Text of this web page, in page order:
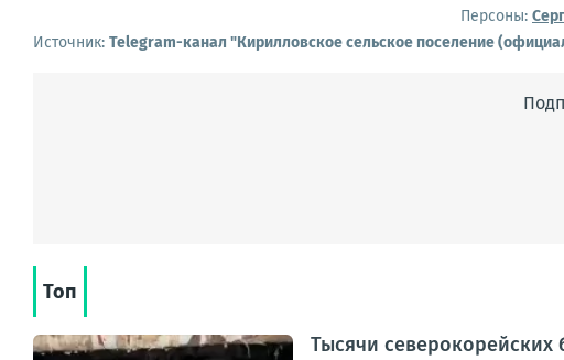
Персоны:
Источник: Telegram-канал "Кирилловское сельское поселение
Топ
Тысячи